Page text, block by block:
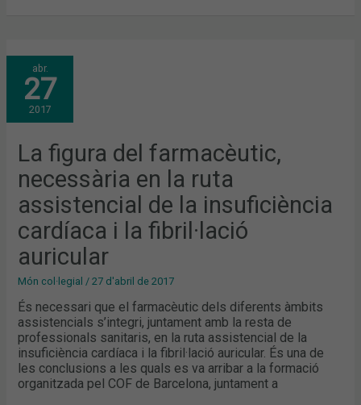
abr.
27
2017
La figura del farmacèutic,
necessària en la ruta
assistencial de la insuficiència
cardíaca i la fibril·lació
auricular
Món col·legial /27 d'abril de 2017
És necessari que el farmacèutic dels diferents àmbits
assistencials s’integri, juntament amb la resta de
professionals sanitaris, en la ruta assistencial de la
insuficiència cardíaca i la fibril·lació auricular. És una de
les conclusions a les quals es va arribar a la formació
organitzada pel COF de Barcelona, juntament a
LA
FIGURA
DEL
FARMACÈUTIC,
NECESSÀRIA
EN
LA
ASSISTENCIAL
DE
LA
INSUFICIÈNCIA
CARDÍACA
LA
FIBRIL·LACIÓ
AURICULAR